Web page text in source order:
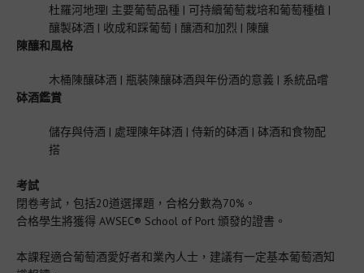
啤酒
遊學團
企業活動
合作夥伴和客户
杜羅河地理| 主要葡萄品種 | 可持續葡萄栽培和葡萄種植 |
釀製砵酒 | 收成和踩葡萄 | 釀酒和加烈 | 陳釀
陳釀和風格
木桶陳釀砵酒 | 瓶裝陳釀砵酒與年份酒的意義 | 系統品嚐
砵酒鑑賞
儲存與侍酒 | 處理陳年砵酒 | 侍新的砵酒 | 砵酒和食物配
搭
考試
閉卷考試，包括20道選擇題，合格分數為70%。
合格學生將獲得 AWSEC® School of Port 頒發的證書。
本課程適合葡萄酒愛好者和業內人士，建議有一定基本葡萄酒知